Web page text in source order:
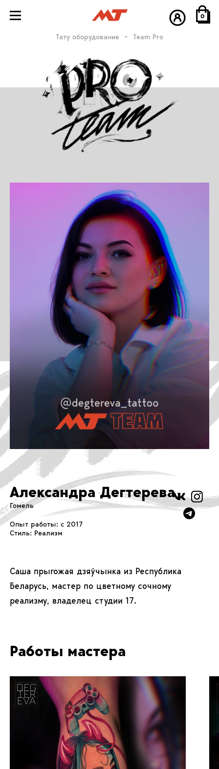
0
Тату оборудование Team Pro
Александра Дегтерева
Гомель
Опыт работы: с 2017
Стиль: Реализм
Саша прыгожая дзяўчынка из Республика
Беларусь, мастер по цветному сочному
реализму, владелец студии 17.
Работы мастера